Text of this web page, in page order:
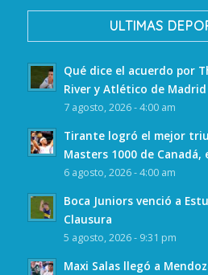
ULTIMAS
Qué dice el acuerdo por
River y Atlético de Madrid
7 agosto, 2026 - 4:00 am
Tirante logró el mejor
Masters 1000 de
6 agosto, 2026 - 4:00 am
Boca Juniors venció a
Clausura
5 agosto, 2026 - 9:31 pm
Maxi Salas llegó a